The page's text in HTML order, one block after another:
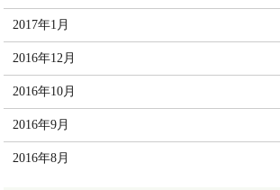
2017年1月
2016年12月
2016年10月
2016年9月
2016年8月